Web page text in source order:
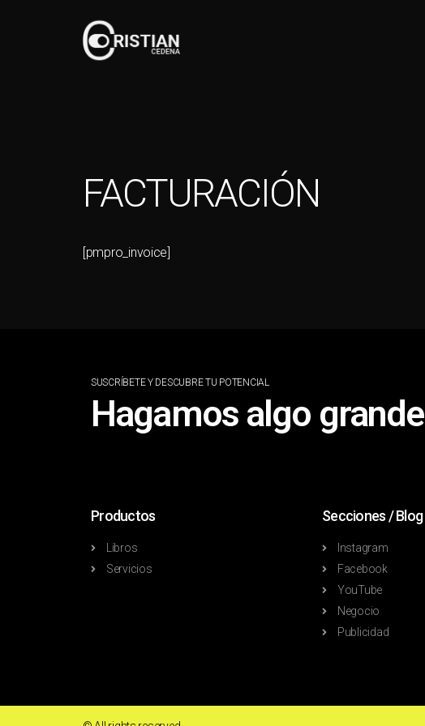
FACTURACIÓN
[pmpro_invoice]
SUSCRÍBETE Y DESCUBRE TU POTENCIAL
Hagamos algo grande
Productos
Libros
Servicios
Secciones / Blog
Instagram
Facebook
YouTube
Negocio
Publicidad